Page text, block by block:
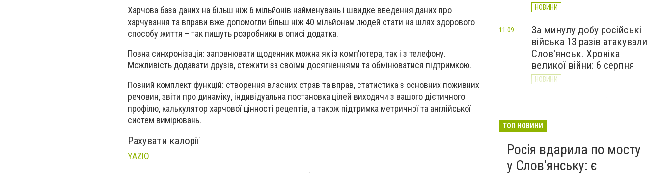
Харчова база даних на більш ніж 6 мільйонів найменувань і швидке введення даних про
харчування та вправи вже допомогли більш ніж 40 мільйонам людей стати на шлях здорового
способу життя – так пишуть розробники в описі додатка.
Повна синхронізація: заповнювати щоденник можна як із комп'ютера, так і з телефону.
Можливість додавати друзів, стежити за своїми досягненнями та обмінюватися підтримкою.
Повний комплект функцій: створення власних страв та вправ, статистика з основних поживних
речовин, звіти про динаміку, індивідуальна постановка цілей виходячи з вашого дієтичного
профілю, калькулятор харчової цінності рецептів, а також підтримка метричної та англійської
систем вимірювань.
Рахувати калорії
YAZIO
НОВИНИ
За минулу добу російські
війська 13 разів атакували
Слов'янськ. Хроніка
великої війни: 6 серпня
НОВИНИ
11:09
Донецькоблгаз припиняє
районів
НОВИНИ
ТОП НОВИНИ
Росія вдарила по мосту
у Слов'янську: є